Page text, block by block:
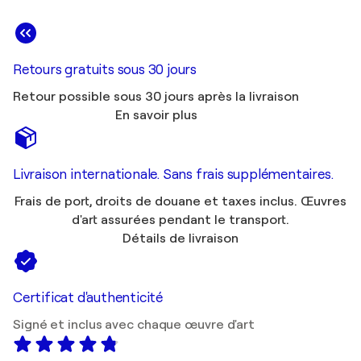
Retours gratuits sous 30 jours
Retour possible sous 30 jours après la livraison
En savoir plus
Livraison internationale. Sans frais supplémentaires.
Frais de port, droits de douane et taxes inclus. Œuvres
d'art assurées pendant le transport.
Détails de livraison
Certificat d'authenticité
Signé et inclus avec chaque œuvre d'art